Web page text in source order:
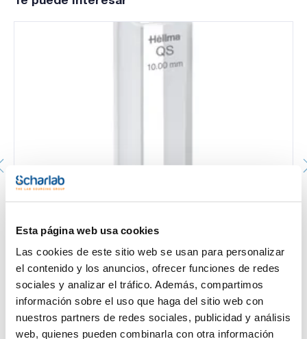
Esta página web usa cookies
Las cookies de este sitio web se usan para personalizar
el contenido y los anuncios, ofrecer funciones de redes
sociales y analizar el tráfico. Además, compartimos
información sobre el uso que haga del sitio web con
nuestros partners de redes sociales, publicidad y análisis
web, quienes pueden combinarla con otra información
Cubeta Macro. HELLMA®. Tipo: 100-QS. Tapa: PTFE.
048-200406
Envase: x u.
Disponibilidad :Ver stock
Mi precio
Comprar